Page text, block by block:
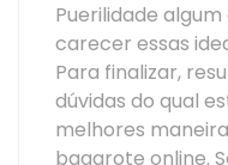
Puerilidade
carecer essas
Para finalizar,
dúvidas do qual
melhores
bagarote online.